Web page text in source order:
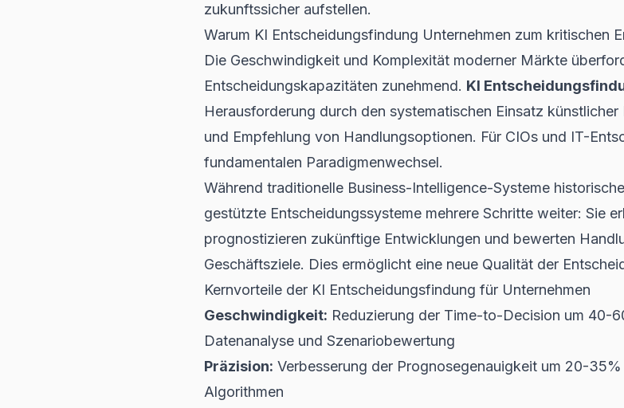
zukunftssicher aufstellen.
Warum KI Entscheidungsfindung Unternehmen zum kritischen
Die Geschwindigkeit und Komplexität moderner Märkte
Entscheidungskapazitäten zunehmend. KI
Herausforderung durch den systematischen Einsatz
und Empfehlung von Handlungsoptionen. Für CIOs und IT-
fundamentalen Paradigmenwechsel.
Während traditionelle Business-Intelligence-Systeme
gestützte Entscheidungssysteme mehrere Schritte weiter: Sie
prognostizieren zukünftige Entwicklungen und bewerten
Geschäftsziele. Dies ermöglicht eine neue Qualität der
Kernvorteile der KI Entscheidungsfindung für Unternehmen
Geschwindigkeit: Reduzierung der Time-to-Decision um 40-
Datenanalyse und Szenariobewertung
Präzision: Verbesserung der Prognosegenauigkeit um 20-
Algorithmen